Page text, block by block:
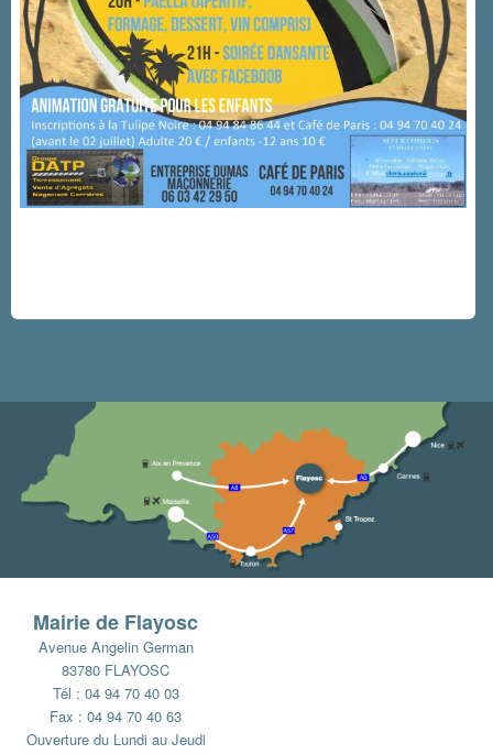
Mairie de Flayosc
Avenue Angelin German
83780 FLAYOSC
Tél : 04 94 70 40 03
Fax : 04 94 70 40 63
Ouverture du Lundi au Jeudi